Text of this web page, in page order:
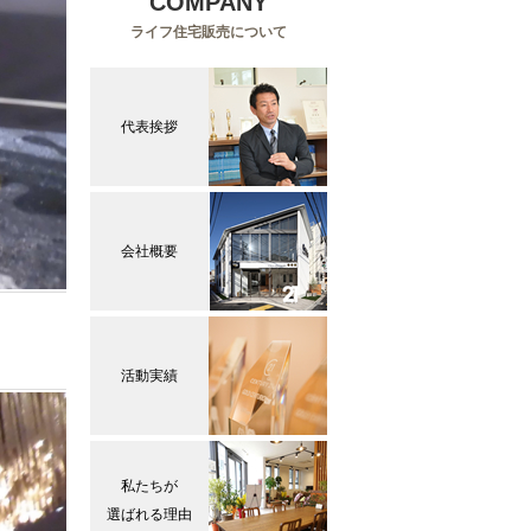
ライフ住宅販売について
代表挨拶
会社概要
活動実績
私たちが
選ばれる理由